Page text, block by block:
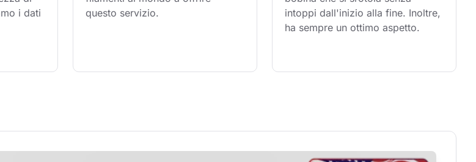
i dati
questo servizio.
intoppi dall'inizio alla fine. Inoltre,
ha sempre un ottimo aspetto.